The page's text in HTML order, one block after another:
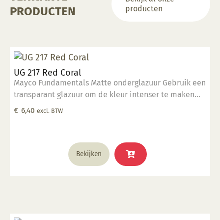
PRODUCTEN
producten
UG 217 Red Coral
Mayco Fundamentals Matte onderglazuur Gebruik een
transparant glazuur om de kleur intenser te maken
Geschikt voor gebruiksgoed mits er een transparant
€ 6,40 excl. BTW
Bekijken